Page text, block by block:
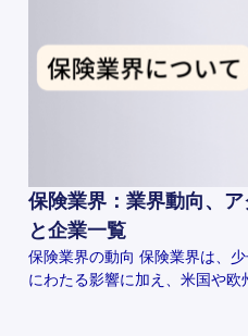
保険業界：業界動向、
と企業一覧
保険業界の動向 保険業界は、
にわたる影響に加え、米国や